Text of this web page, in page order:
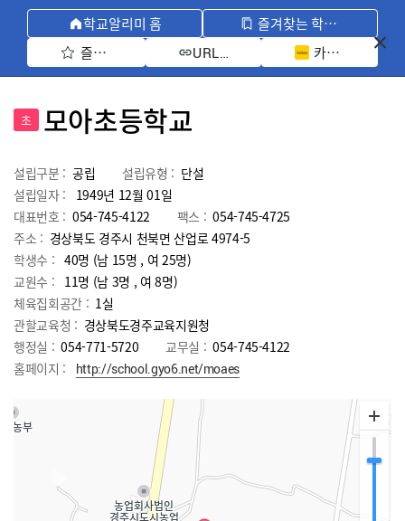
학교알리미 홈
즐겨찾는 학교 모아보기
즐겨찾기 선택
URL 복사 카카오톡 공유
초 모아초등학교
설립구분 : 공립 설립유형 : 단설
설립일자 :
1949년 12월 01일
대표번호 : 054-745-4122 팩스 : 054-745-4725
주소 : 경상북도 경주시 천북면 산업로 4974-5
학생수 : 40명 (남 15명 , 여 25명)
교원수 : 11명 (남 3명 , 여8명)
체육집회공간 : 1실
관할교육청 : 경상북도경주교육지원청
행정실 : 054-771-5720 교무실 : 054-745-4122
홈페이지 :
http://school.gyo6.net/moaes